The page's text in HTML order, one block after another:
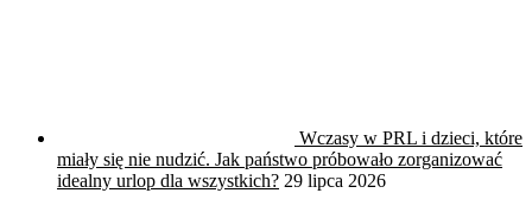
Wczasy w PRL i dzieci, które
miały się nie nudzić. Jak państwo próbowało zorganizować
idealny urlop dla wszystkich? 29 lipca 2026